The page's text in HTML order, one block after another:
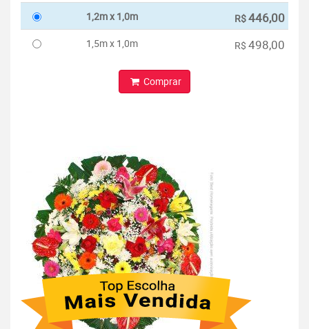
1,2m x 1,0m R$446,00
1,5m x 1,0m R$ 498,00
Comprar